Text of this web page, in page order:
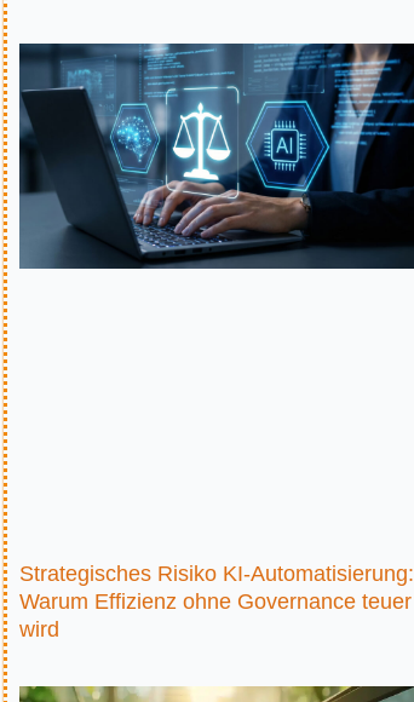
Strategisches Risiko KI-Automatisierung:
Warum Effizienz ohne Governance teuer
wird